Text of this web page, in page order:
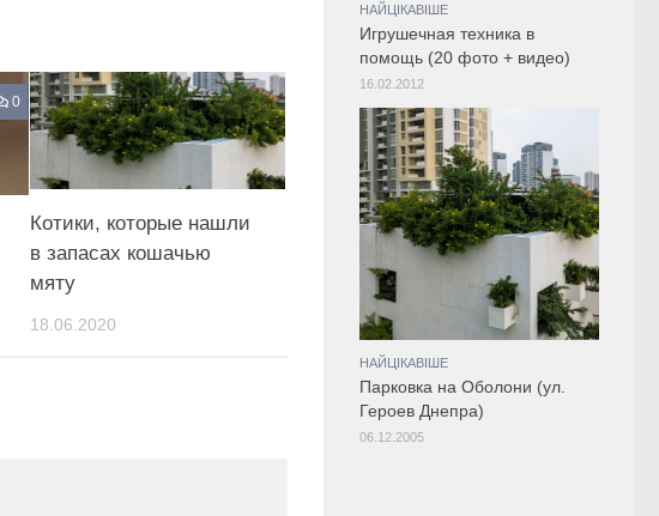
0
Котики, которые нашли
в запасах кошачью
мяту
18.06.2020
НАЙЦІКАВІШЕ
Игрушечная техника в
помощь (20 фото + видео)
16.02.2012
НАЙЦІКАВІШЕ
Парковка на Оболони (ул.
Героев Днепра)
06.12.2005